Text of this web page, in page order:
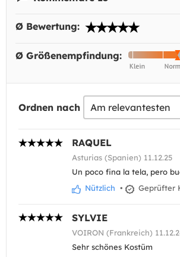
Ø Bewertung:
Ø Größenempfindung:
Ordnen nach
RAQUEL
Asturias (Spanien) 11.12.25
Un poco fina la tela, pero
Nützlich • Geprüfter
SYLVIE
VOIRON (Frankreich)
Sehr schönes Kostüm